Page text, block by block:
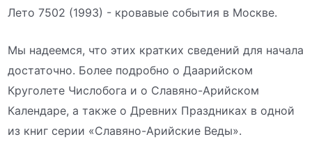
Лето 7502 (1993) - кровавые события в Москве.
Мы надеемся, что этих кратких сведений для начала
достаточно. Более подробно о Даарийском
Круголете Числобога и о Славяно-Арийском
Календаре, а также о Древних Праздниках в одной
из книг серии «Славяно-Арийские Веды».